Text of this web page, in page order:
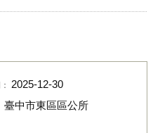
2025-12-30
臺中市東區區公所